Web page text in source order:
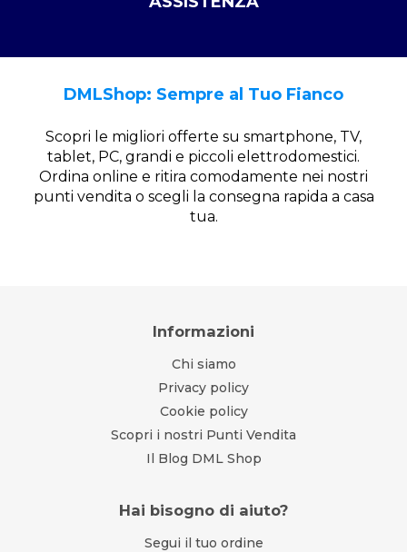
DMLShop: Sempre al Tuo Fianco
Scopri le migliori offerte su smartphone, TV,
tablet, PC, grandi e piccoli elettrodomestici.
Ordina online e ritira comodamente nei nostri
punti vendita o scegli la consegna rapida a casa
tua.
Informazioni
Chi siamo
Privacy policy
Cookie policy
Scopri i nostri Punti Vendita
Il Blog DML Shop
Hai bisogno di aiuto?
Segui il tuo ordine